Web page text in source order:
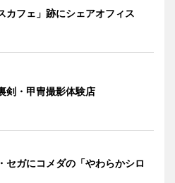
カフェ」跡にシェアオフィス
剣・甲冑撮影体験店
セガにコメダの「やわらかシロ